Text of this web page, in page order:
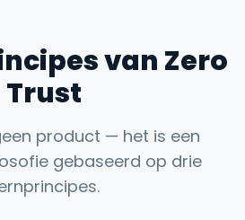
van Zero
Trust
product — het is een
gebaseerd op drie